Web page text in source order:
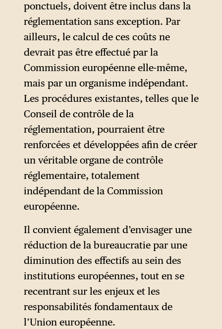
ponctuels, doivent être inclus dans la
réglementation sans exception. Par
ailleurs, le calcul de ces coûts ne
devrait pas être effectué par la
Commission européenne elle-même,
mais par un organisme indépendant.
Les procédures existantes, telles que le
Conseil de contrôle de la
réglementation, pourraient être
renforcées et développées afin de créer
un véritable organe de contrôle
réglementaire, totalement
indépendant de la Commission
européenne.
Il convient également d’envisager une
réduction de la bureaucratie par une
diminution des effectifs au sein des
institutions européennes, tout en se
recentrant sur les enjeux et les
responsabilités fondamentaux de
l’Union européenne.